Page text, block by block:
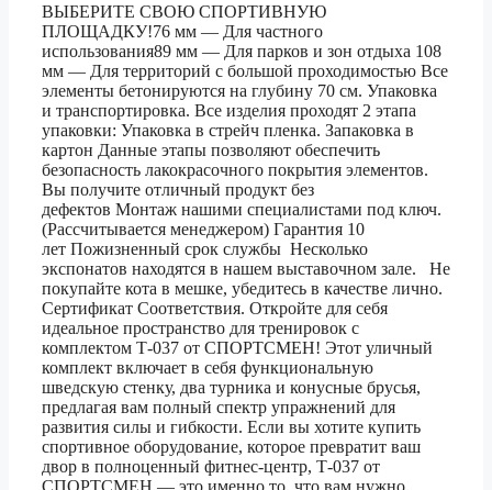
ВЫБЕРИТЕ СВОЮ СПОРТИВНУЮ
ПЛОЩАДКУ!76 мм — Для частного
использования89 мм — Для парков и зон отдыха 108
мм — Для территорий с большой проходимостью Все
элементы бетонируются на глубину 70 см. Упаковка
и транспортировка. Все изделия проходят 2 этапа
упаковки: Упаковка в стрейч пленка. Запаковка в
картон Данные этапы позволяют обеспечить
безопасность лакокрасочного покрытия элементов.
Вы получите отличный продукт без
дефектов Монтаж нашими специалистами под ключ.
(Рассчитывается менеджером) Гарантия 10
лет Пожизненный срок службы Несколько
экспонатов находятся в нашем выставочном зале. Не
покупайте кота в мешке, убедитесь в качестве лично.
Сертификат Соответствия. Откройте для себя
идеальное пространство для тренировок с
комплектом Т-037 от СПОРТСМЕН! Этот уличный
комплект включает в себя функциональную
шведскую стенку, два турника и конусные брусья,
предлагая вам полный спектр упражнений для
развития силы и гибкости. Если вы хотите купить
спортивное оборудование, которое превратит ваш
двор в полноценный фитнес-центр, Т-037 от
СПОРТСМЕН — это именно то, что вам нужно.